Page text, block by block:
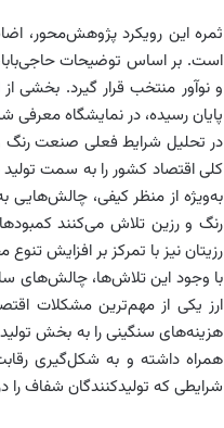
ثمره این رویکرد پژوهش‌محور،
است. بر اساس توضیحات
و نوآور منتخب قرار گیرد. بخشی
پایان رسیده، در نمایشگاه
در تحلیل شرایط فعلی صنعت رنگ و
کلی اقتصاد کشور را به سمت
به‌ویژه از منظر کیفی، چالش‌هایی
رنگ و رزین تلاش می‌کنند
رزیتان نیز با تمرکز بر افزایش
با وجود این تلاش‌ها، چالش‌های
ارز یکی از مهم‌ترین مشکلات
هزینه‌های سنگینی را به بخش
همراه داشته و به شکل‌گیری
شرایطی که تولیدکنندگان شفاف را